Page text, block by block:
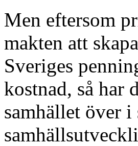
Men eftersom
makten att
Sveriges
kostnad, så har
samhället över